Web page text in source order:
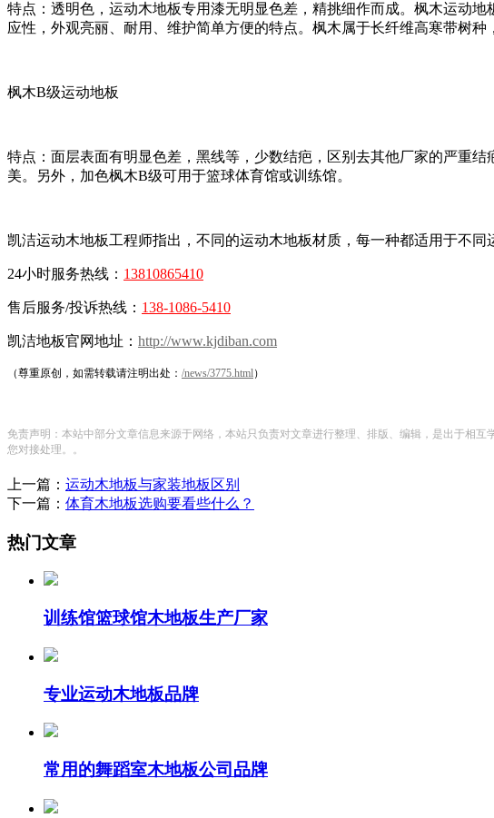
特点：透明色，运动木地板专用漆无明显色差，精挑细作而成。枫木运动
应性，外观亮丽、耐用、维护简单方便的特点。枫木属于长纤维高寒带树种
枫木B级运动地板
特点：面层表面有明显色差，黑线等，少数结疤，区别去其他厂家的严重
美。另外，加色枫木B级可用于篮球体育馆或训练馆。
凯洁运动木地板工程师指出，不同的运动木地板材质，每一种都适用于不
24小时服务热线： 13810865410
售后服务/投诉热线： 138-1086-5410
凯洁地板官网地址： http://www.kjdiban.com
（尊重原创，如需转载请注明出处： /news/3775.html）
免责声明：本站中部分文章信息来源于网络，本站只负责对文章进行整理、排版、编辑，是出于相
您对接处理。。
上一篇： 运动木地板与家装地板区别
下一篇： 体育木地板选购要看些什么？
热门文章
训练馆篮球馆木地板生产厂家
专业运动木地板品牌
常用的舞蹈室木地板公司品牌